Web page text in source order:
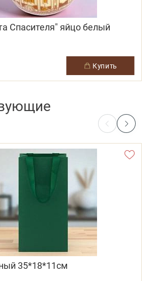
Спасителя" яйцо белый
купить
35*18*11см